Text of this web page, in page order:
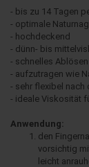
- bis zu 14 Tagen
- optimale
- hochdeckend
- dünn- bis
- schnelles
- aufzutragen wie
- sehr flexibel nach
- ideale Viskosität
Anwendung:
den
vorsichtig
leicht